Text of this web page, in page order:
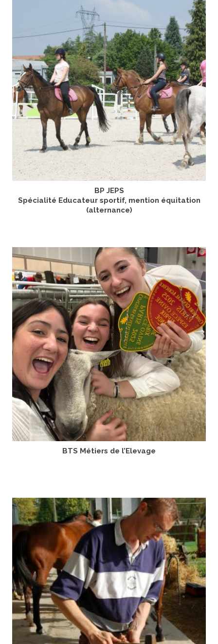
BP JEPS
Spécialité Educateur sportif, mention équitation
(alternance)
BTS Métiers de l’Elevage